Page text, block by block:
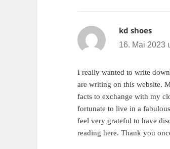
kd shoessagt:
16. Mai 2023
I really wanted to write
are writing on this website.
facts to exchange with my
fortunate to live in a
feel very grateful to have
reading here. Thank you